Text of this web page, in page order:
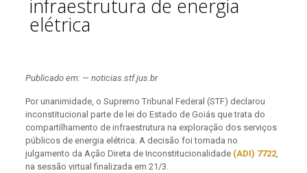
infraestrutura de energia
elétrica
Publicado em: — noticias.stf.jus.br
Por unanimidade, o Supremo Tribunal Federal (STF) declarou
inconstitucional parte de lei do Estado de Goiás que trata do
compartilhamento de infraestrutura na exploração dos serviços
públicos de energia elétrica. A decisão foi tomada no
julgamento da Ação Direta de Inconstitucionalidade (ADI) 7722,
na sessão virtual finalizada em 21/3.